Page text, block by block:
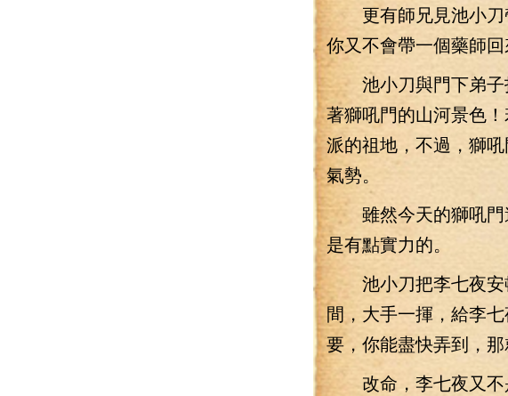
更有師兄見池小刀
你又不會帶一個藥師回
池小刀與門下弟子
著獅吼門的山河景色
派的祖地，不過，獅
氣勢。
雖然今天的獅吼門遠
是有點實力的。
池小刀把李七夜安
間，大手一揮，給李
要，你能盡快弄到，那
改命，李七夜又不